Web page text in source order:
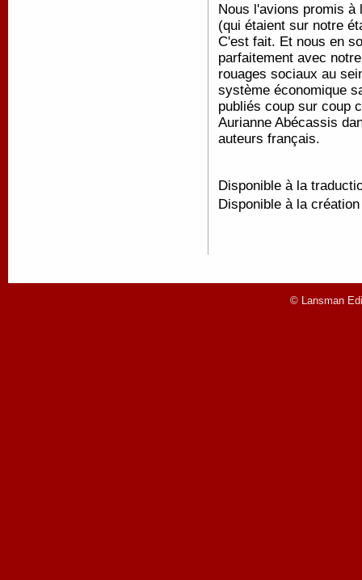
Nous l'avions promis
(qui étaient sur notre
C'est fait. Et nous en
parfaitement avec
rouages sociaux au
système économique
publiés coup sur coup
Aurianne Abécassis
auteurs français.
Disponible à la
Disponible à la
© Lansman